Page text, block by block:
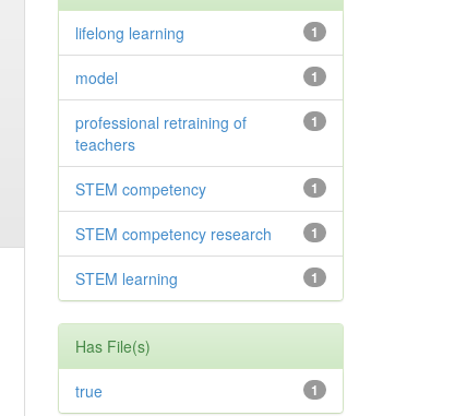
1
lifelong learning
1
model
1
professional retraining of
teachers
1
STEM competency
1
STEM competency research
1
STEM learning
Has File(s)
1
true